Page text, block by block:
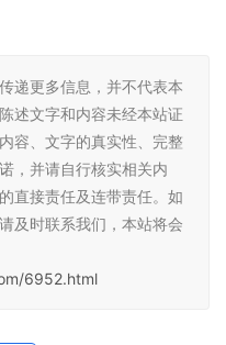
递更多信息，并不代表本
述文字和内容未经本站证
容、文字的真实性、完整
，并请自行核实相关内
直接责任及连带责任。如
及时联系我们，本站将会
6952.html